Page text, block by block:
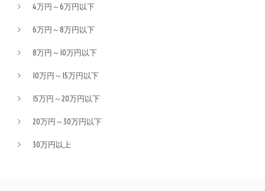
4万円～6万円以下
6万円～8万円以下
8万円～10万円以下
10万円～15万円以下
15万円～20万円以下
20万円～30万円以下
30万円以上